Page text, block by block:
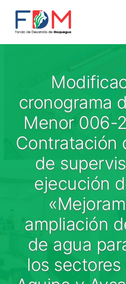
Search for:
Nosotros
Proyectos
Procesos
Medios
Contáctanos
cronograma
Menor 006-
Contratación
de
ejecución
ampliación
de agua
los sectores